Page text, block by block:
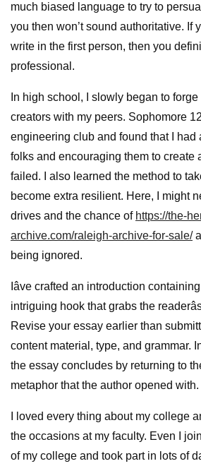
much biased language to try to
you then won’t sound authoritative. If
write in the first person, then you
professional.
In high school, I slowly began to
creators with my peers. Sophomore
engineering club and found that I had
folks and encouraging them to create
failed. I also learned the method to
become extra resilient. Here, I might
drives and the chance of https://the-
archive.com/raleigh-archive-for-sale/
being ignored.
Iâve crafted an introduction
intriguing hook that grabs the
Revise your essay earlier than
content material, type, and grammar.
the essay concludes by returning to the
metaphor that the author opened with.
I loved every thing about my college
the occasions at my faculty. Even I
of my college and took part in lots of